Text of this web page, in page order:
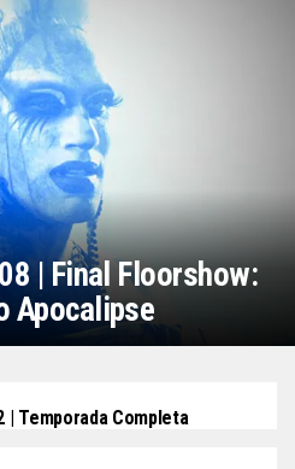
| Final Floorshow:
Apocalipse
| Temporada Completa